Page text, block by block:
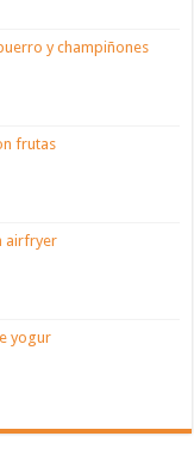
y champiñones
frutas
airfryer
yogur